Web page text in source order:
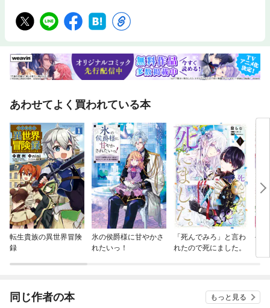
あわせてよく買われている本
転生貴族の異世界冒険
録
氷の侯爵様に甘やかさ
れたいっ！
「死んでみろ」と言わ
れたので死にました。
公
同じ作者の本 もっと見る